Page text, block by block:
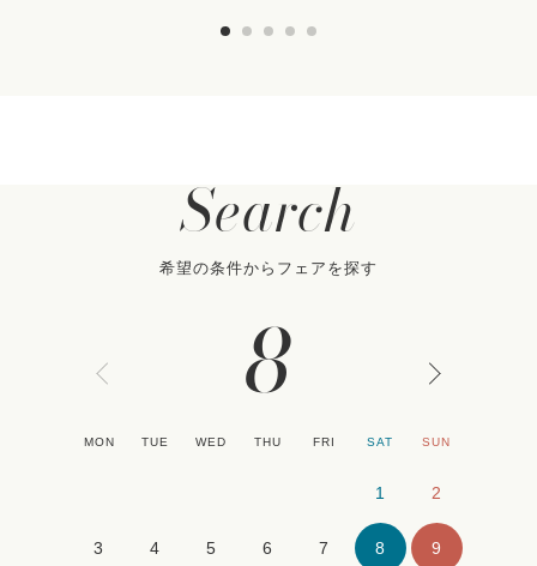
Search
希望の条件からフェアを探す
8
MON TUE WED THU FRI SAT SUN
1 2
3 4 5 6 7 8 9